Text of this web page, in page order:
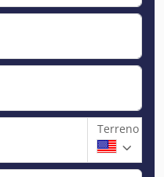
Terreno